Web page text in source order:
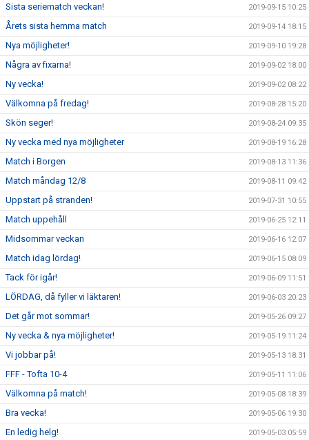
Sista seriematch veckan! 2019-09-15 10:25
Årets sista hemma match 2019-09-14 18:15
Nya möjligheter! 2019-09-10 19:28
Några av fixarna! 2019-09-02 18:00
Ny vecka! 2019-09-02 08:22
Välkomna på fredag! 2019-08-28 15:20
Skön seger! 2019-08-24 09:35
Ny vecka med nya möjligheter 2019-08-19 16:28
Match i Borgen 2019-08-13 11:36
Match måndag 12/8 2019-08-11 09:42
Uppstart på stranden! 2019-07-31 10:55
Match uppehåll 2019-06-25 12:11
Midsommar veckan 2019-06-16 12:07
Match idag lördag! 2019-06-15 08:09
Tack för igår! 2019-06-09 11:51
LÖRDAG, då fyller vi läktaren! 2019-06-03 20:23
Det går mot sommar! 2019-05-26 09:27
Ny vecka & nya möjligheter! 2019-05-19 11:24
Vi jobbar på! 2019-05-13 18:31
FFF - Tofta 10-4 2019-05-11 11:06
Välkomna på match! 2019-05-08 18:39
Bra vecka! 2019-05-06 19:30
En ledig helg! 2019-05-03 05:59